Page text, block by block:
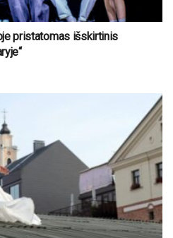
pristatomas išskirtinis